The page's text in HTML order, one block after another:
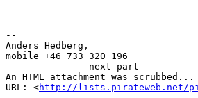
--
Anders Hedberg,
mobile +46 733 320 196
-------------- next part
An HTML attachment was scrubbed...
URL: <http://lists.pirateweb.net/